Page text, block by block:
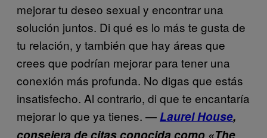
mejorar tu deseo sexual y encontrar una
solución juntos. Di qué es lo más te gusta de
tu relación, y también que hay áreas que
crees que podrían mejorar para tener una
conexión más profunda. No digas que estás
insatisfecho. Al contrario, di que te encantaría
mejorar lo que ya tienes. — Laurel House,
consejera de citas conocida como «The